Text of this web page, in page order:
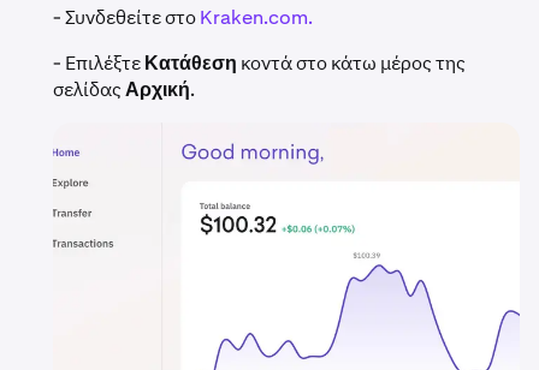
- Συνδεθείτε στοKraken.com.
- ΕπιλέξτεΚατάθεση κοντά στο κάτω μέρος της
σελίδαςΑρχική.